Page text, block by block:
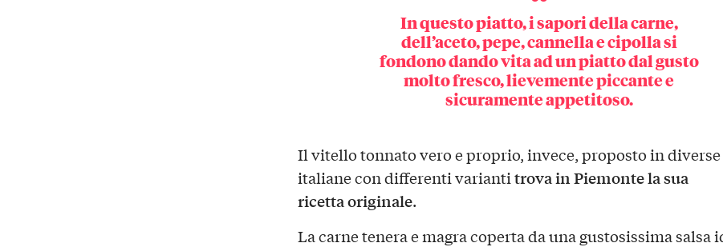
In questo piatto, isapori della carne,
dell’aceto, pepe, cannella e cipolla si
fondono dando vita ad un piatto dal gusto
molto fresco, lievemente piccante e
sicuramente appetitoso.
Il vitello tonnato vero e proprio, invece, proposto in
italiane con differenti variantitrova in Piemonte la sua
ricetta originale.
La carne tenera e magra coperta da una gustosissima salsa